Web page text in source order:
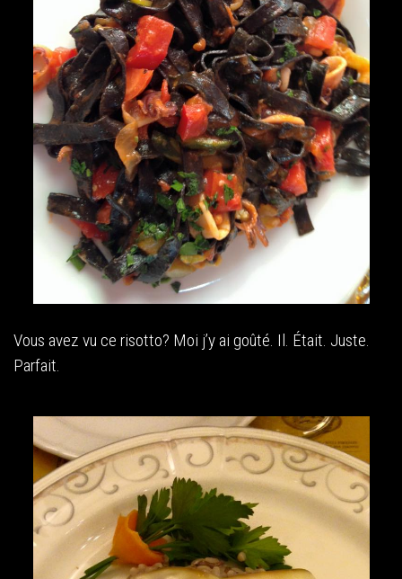
Vous avez vu ce risotto? Moi j’y ai goûté. Il. Était. Juste.
Parfait.